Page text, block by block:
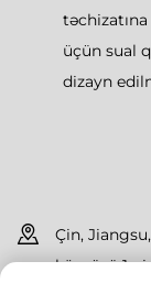
üçün sual
dizayn
Çin,
körpüsü 1-